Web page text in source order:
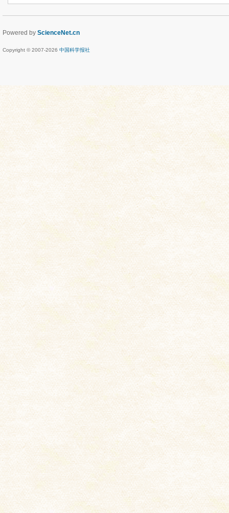
Powered by ScienceNet.cn
Copyright © 2007-2026 中国科学报社